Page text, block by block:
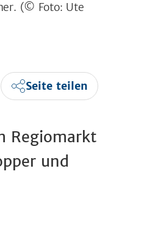
(© Foto: Ute
Seite teilen
Regiomarkt
und